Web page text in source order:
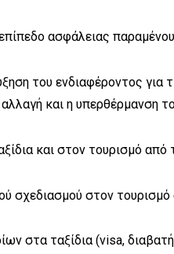
ασφάλειας
του ενδιαφέροντος για
αλλαγή και η υπερθέρμανση
και στον τουρισμό από
σχεδιασμού στον τουρισμό
στα ταξίδια (visa,